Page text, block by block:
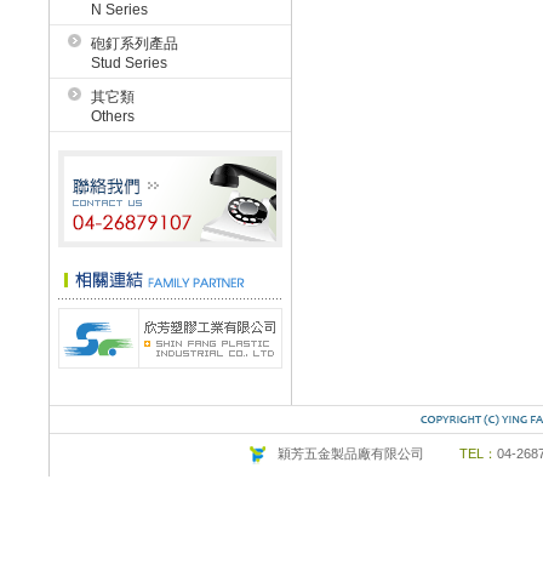
N Series
砲釘系列產品
Stud Series
其它類
Others
穎芳五金製品廠有限公司 TEL： 04-